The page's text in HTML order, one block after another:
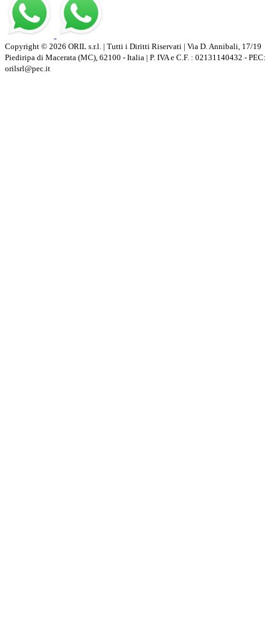
Copyright © 2026 ORIL s.r.l. | Tutti i Diritti Riservati | Via D. Annibali, 17/19
Piediripa di Macerata (MC), 62100 - Italia | P. IVA e C.F. : 02131140432 - PEC:
orilsrl@pec.it